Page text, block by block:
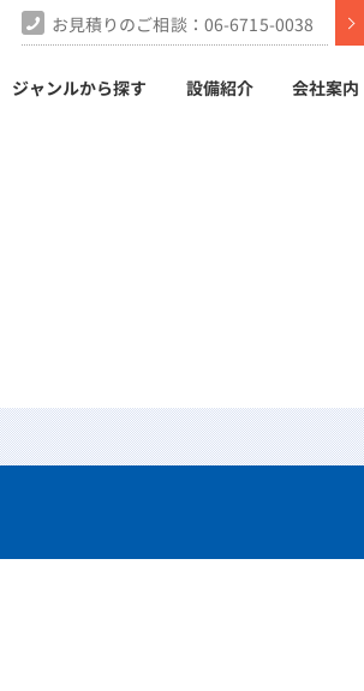
お見積りのご相談： 06-6715-0038
ジャンルから探す 設備紹介 会社案内